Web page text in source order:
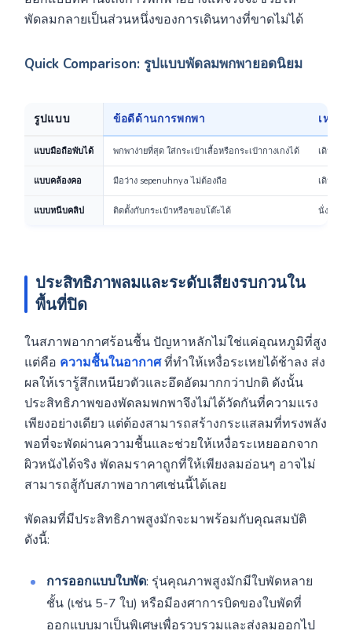
พัดลมกลายเป็นส่วนหนึ่งของการเดินทางที่ขาดไม่ได้
Quick Comparison: รูปแบบพัดลมพกพายอดนิยม
รูปแบบ ข้อดีด้านการพกพา เหมา
แบบมือถือพับได้ พกพาง่ายที่สุด ใส่กระเป๋าเสื้อหรือกระเป๋ากางเกงได้ เดินระ
แบบคล้องคอ มือว่าง sepenuhnya ไม่ต้องถือ เดินทาง
แบบหนีบคลิป ติดตั้งกับกระเป๋าหรือขอบโต๊ะได้ นั่งทำงา
ประสิทธิภาพลมและระดับเสียงรบกวนใน
พื้นที่ปิด
ในสภาพอากาศร้อนชื้น ปัญหาหลักไม่ใช่แค่อุณหภูมิที่สูง
แต่คือ ความชื้นในอากาศที่ทำให้เหงื่อระเหยได้ช้าลง ส่ง
ผลให้เรารู้สึกเหนียวตัวและอึดอัดมากกว่าปกติ ดังนั้น
ประสิทธิภาพของพัดลมพกพาจึงไม่ได้วัดกันที่ความแรง
เพียงอย่างเดียว แต่ต้องสามารถสร้างกระแสลมที่ทรงพลัง
พอที่จะพัดผ่านความชื้นและช่วยให้เหงื่อระเหยออกจาก
ผิวหนังได้จริง พัดลมราคาถูกที่ให้เพียงลมอ่อนๆ อาจไม่
สามารถสู้กับสภาพอากาศเช่นนี้ได้เลย
พัดลมที่มีประสิทธิภาพสูงมักจะมาพร้อมกับคุณสมบัติ
ดังนี้:
การออกแบบใบพัด: รุ่นคุณภาพสูงมักมีใบพัดหลาย
ชั้น (เช่น 5-7 ใบ) หรือมีองศาการบิดของใบพัดที่
ออกแบบมาเป็นพิเศษเพื่อรวบรวมและส่งลมออกไป